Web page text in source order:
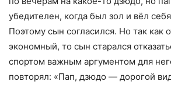
убедителен, когда был зол и вёл
Поэтому сын согласился. Но так как
экономный, то сын старался
спортом важным аргументом для
повторял: «Пап, дзюдо — дорогой